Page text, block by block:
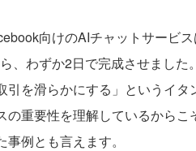
向けのAIチャットサービ
、わずか2日で完成させまし
引を滑らかにする」というイ
の重要性を理解しているから
例とも言えます。